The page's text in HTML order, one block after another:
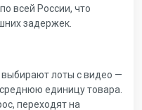
всей России, что
задержек.
лоты с видео —
единицу товара.
переходят на